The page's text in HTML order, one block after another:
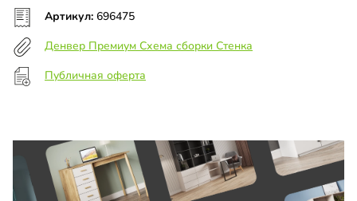
Артикул: 696475
Денвер Премиум Схема сборки Стенка
Публичная оферта